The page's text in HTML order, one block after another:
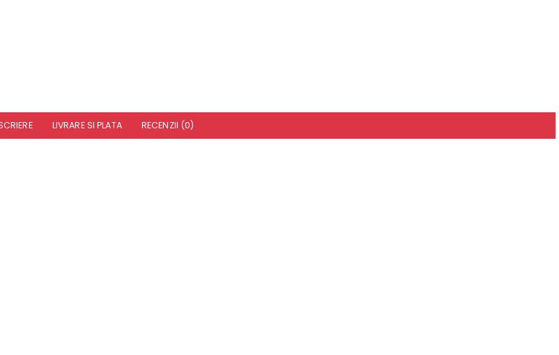
LIVRARE SI PLATA RECENZII (0)